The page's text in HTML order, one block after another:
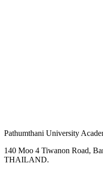
Pathumthani University
140 Moo 4 Tiwanon Road,
THAILAND.